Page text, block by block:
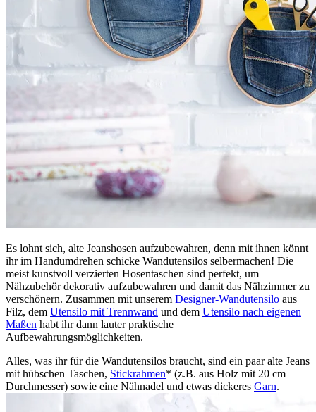
Es lohnt sich, alte Jeanshosen aufzubewahren, denn mit ihnen könnt
ihr im Handumdrehen schicke Wandutensilos selbermachen! Die
meist kunstvoll verzierten Hosentaschen sind perfekt, um
Nähzubehör dekorativ aufzubewahren und damit das Nähzimmer zu
verschönern. Zusammen mit unserem Designer-Wandutensilo aus
Filz, dem Utensilo mit Trennwand und dem Utensilo nach eigenen
Maßen habt ihr dann lauter praktische
Aufbewahrungsmöglichkeiten.
Alles, was ihr für die Wandutensilos braucht, sind ein paar alte Jeans
mit hübschen Taschen, Stickrahmen* (z.B. aus Holz mit 20 cm
Durchmesser) sowie eine Nähnadel und etwas dickeres Garn.